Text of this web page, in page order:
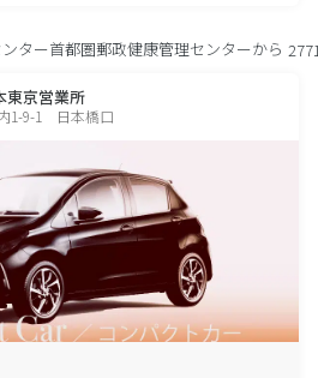
ター首都圏郵政健康管理センターから
東京営業所
1-9-1 日本橋口